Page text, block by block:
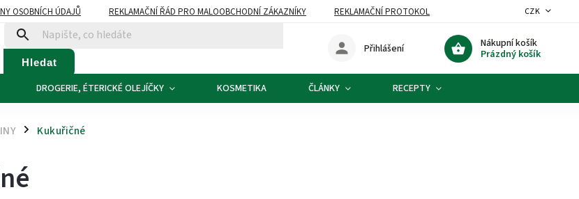
OSOBNÍCH ÚDAJŮ REKLAMAČNÍ ŘÁD PRO MALOOBCHODNÍ ZÁKAZNÍKY
REKLAMAČNÍ PROTOKOL
KONTAKTY
CZK
Hledat
Nákupní košík
Prázdný košík
Přihlášení
DROGERIE, ÉTERICKÉ OLEJÍČKY KOSMETIKA ČLÁNKY RECEPTY
/ Kukuřičné